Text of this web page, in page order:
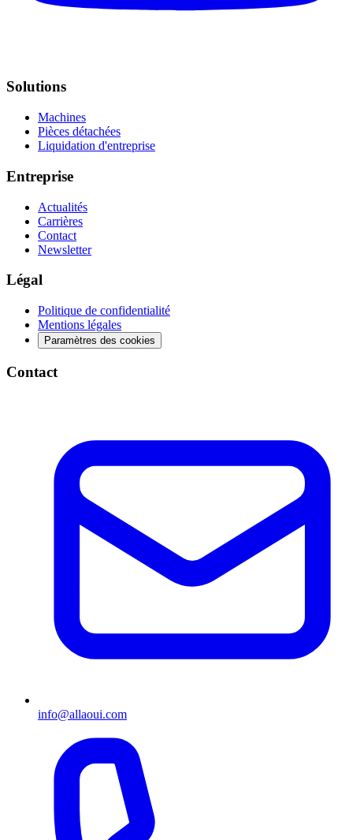
Solutions
Machines
Pièces détachées
Liquidation d'entreprise
Entreprise
Actualités
Carrières
Contact
Newsletter
Légal
Politique de confidentialité
Mentions légales
Paramètres des cookies
Contact
info@allaoui.com